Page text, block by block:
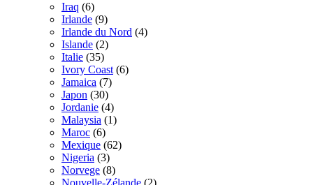
Iraq (6)
Irlande (9)
Irlande du Nord (4)
Islande (2)
Italie (35)
Ivory Coast (6)
Jamaica (7)
Japon (30)
Jordanie (4)
Malaysia (1)
Maroc (6)
Mexique (62)
Nigeria (3)
Norvege (8)
Nouvelle-Zélande (2)